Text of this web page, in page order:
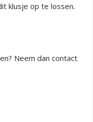
klusje op te lossen.
Neem dan contact